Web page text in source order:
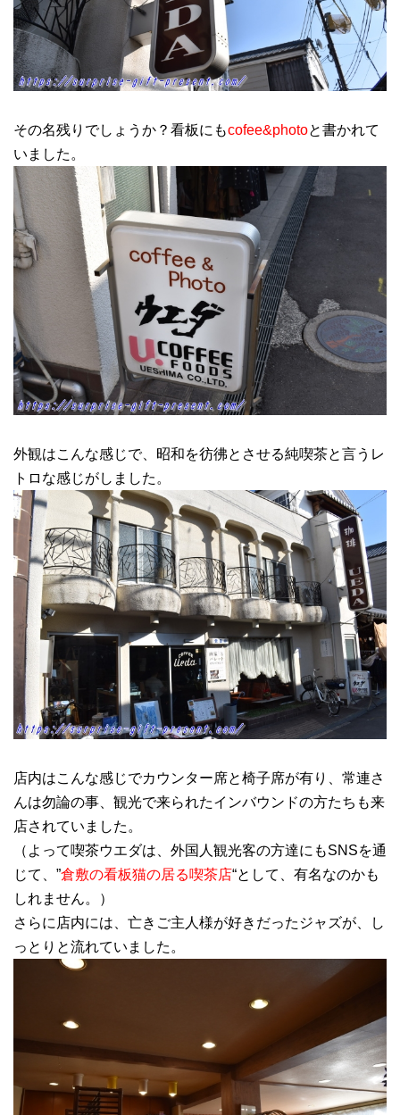
その名残りでしょうか？看板にもcofee&photoと書かれて
いました。
外観はこんな感じで、昭和を彷彿とさせる純喫茶と言うレ
トロな感じがしました。
店内はこんな感じでカウンター席と椅子席が有り、常連さ
んは勿論の事、観光で来られたインバウンドの方たちも来
店されていました。
（よって喫茶ウエダは、外国人観光客の方達にもSNSを通
じて、”倉敷の看板猫の居る喫茶店“として、有名なのかも
しれません。）
さらに店内には、亡きご主人様が好きだったジャズが、し
っとりと流れていました。